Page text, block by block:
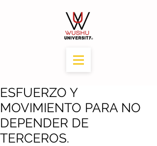
ESFUERZO Y
MOVIMIENTO PARA NO
DEPENDER DE
TERCEROS.